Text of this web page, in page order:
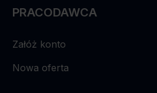
PRACODAWCA
Załóż konto
Nowa oferta